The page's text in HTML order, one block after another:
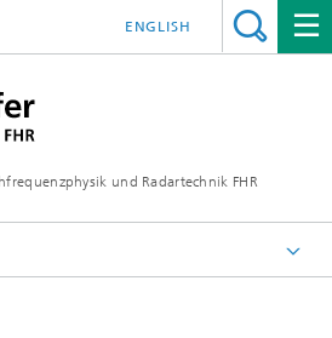
und Radartechnik FHR
ENGLISH